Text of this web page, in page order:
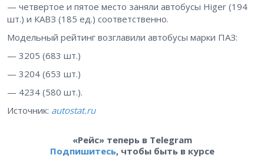
— четвертое и пятое место заняли автобусы Higer (194
шт.) и КАВЗ (185 ед.) соответственно.
Модельный рейтинг возглавили автобусы марки ПАЗ:
— 3205 (683 шт.)
— 3204 (653 шт.)
— 4234 (580 шт.).
Источник: autostat.ru
«Рейс» теперь в Telegram
Подпишитесь, чтобы быть в курсе